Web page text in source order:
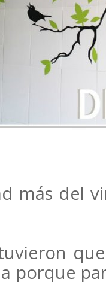
más del
porque